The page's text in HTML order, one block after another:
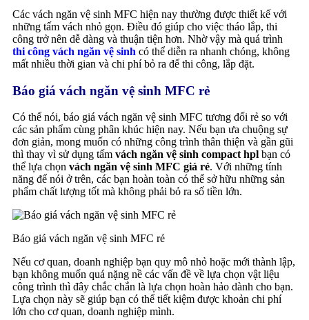
Các vách ngăn vệ sinh MFC hiện nay thường được thiết kế với
những tấm vách nhỏ gọn. Điều đó giúp cho việc tháo lắp, thi
công trở nên dễ dàng và thuận tiện hơn. Nhờ vậy mà quá trình
thi công vách ngăn vệ sinh có thể diễn ra nhanh chóng, không
mất nhiều thời gian và chi phí bỏ ra để thi công, lắp đặt.
Báo giá vách ngăn vệ sinh MFC rẻ
Có thể nói, báo giá vách ngăn vệ sinh MFC tương đối rẻ so với
các sản phẩm cùng phân khúc hiện nay. Nếu bạn ưa chuộng sự
đơn giản, mong muốn có những công trình thân thiện và gần gũi
thì thay vì sử dụng tấm vách ngăn vệ sinh compact hpl bạn có
thể lựa chọn vách ngăn vệ sinh MFC giá rẻ. Với những tính
năng để nói ở trên, các bạn hoàn toàn có thể sở hữu những sản
phẩm chất lượng tốt mà không phải bỏ ra số tiền lớn.
Báo giá vách ngăn vệ sinh MFC rẻ
Nếu cơ quan, doanh nghiệp bạn quy mô nhỏ hoặc mới thành lập,
bạn không muốn quá nặng nề các vấn đề về lựa chọn vật liệu
công trình thì đây chắc chắn là lựa chọn hoàn hảo dành cho bạn.
Lựa chọn này sẽ giúp bạn có thể tiết kiệm được khoản chi phí
lớn cho cơ quan, doanh nghiệp mình.